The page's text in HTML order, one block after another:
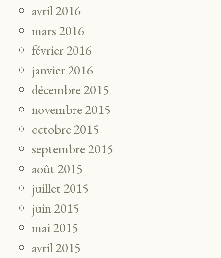
avril 2016
mars 2016
février 2016
janvier 2016
décembre 2015
novembre 2015
octobre 2015
septembre 2015
août 2015
juillet 2015
juin 2015
mai 2015
avril 2015